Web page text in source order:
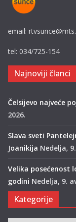
email:
tel: 034/725-154
Najnoviji članci
Čelsijevo najveće
2026.
Slava sveti
Joanikija Nedelja,
Velika posećenost
godini Nedelja, 9.
Kategorije